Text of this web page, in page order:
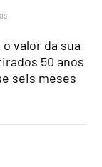
valor da sua
50 anos
seis meses